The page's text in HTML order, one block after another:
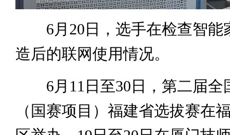
6月20日，选手在检查智能
造后的联网使用情况。
6月11日至30日，第二届全
（国赛项目）福建省选拔赛在